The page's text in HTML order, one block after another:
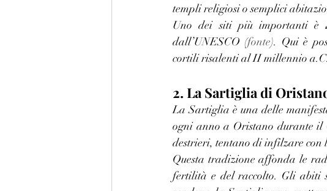
templi religiosi o semplici
Uno dei siti più importanti è
dall’UNESCO (fonte). Qui è
cortili risalenti al II millennio a.C.
2. La Sartiglia di
La Sartiglia è una delle
ogni anno a Oristano durante il
destrieri, tentano di infilzare con
Questa tradizione affonda le
fertilità e del raccolto. Gli abiti